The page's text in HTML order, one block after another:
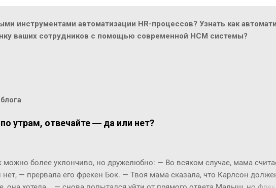
инструментами автоматизации HR-процессов? Узнать как
ваших сотрудников с помощью современной HCM системы?
утрам, отвечайте ― да или нет?
можно более уклончиво, но дружелюбно: ― Во всяком случае, мама
― прервала его фрекен Бок. ― Твоя мама сказала, что Карлсон